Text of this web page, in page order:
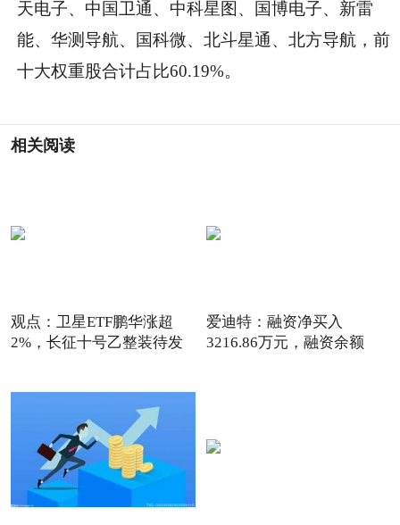
天电子、中国卫通、中科星图、国博电子、新雷
能、华测导航、国科微、北斗星通、北方导航，前
十大权重股合计占比60.19%。
相关阅读
观点：卫星ETF鹏华涨超
2%，长征十号乙整装待发
爱迪特：融资净买入
3216.86万元，融资余额